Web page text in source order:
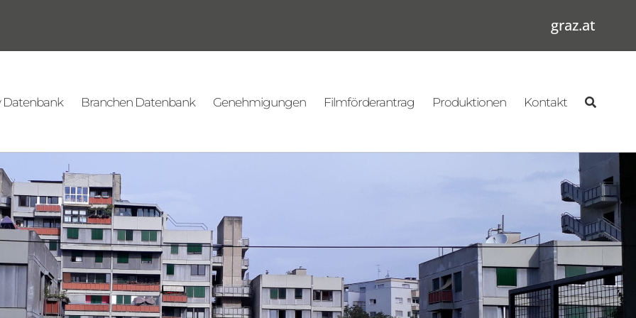
graz.at
Datenbank Branchen Datenbank Genehmigungen Filmförderantrag Produktionen Kontakt